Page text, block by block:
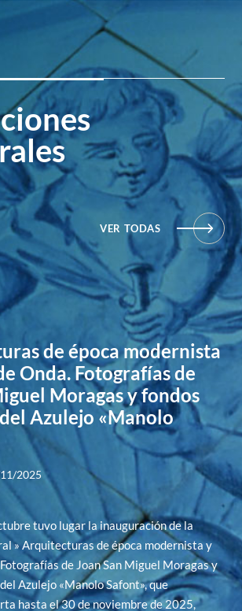
VER TODAS
de época modernista
Onda. Fotografías de
Moragas y fondos
Azulejo «Manolo
2025
tuvo lugar la inauguración de la
» Arquitecturas de época modernista y
de Joan San Miguel Moragas y
Azulejo «Manolo Safont», que
hasta el 30 de noviembre de 2025,